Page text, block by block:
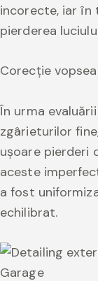
incorecte, iar în
pierderea
Corecție
În urma
zgârieturilor
ușoare pierderi
aceste
a fost
echilibrat.